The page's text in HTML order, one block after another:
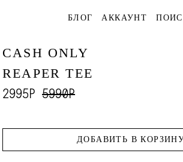
БЛОГ АККАУНТ
CASH ONLY
REAPER TEE
2995Р 5990Р
ДОБАВИТЬ В